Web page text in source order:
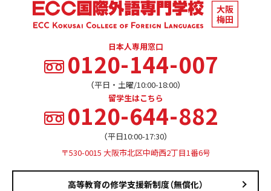
日本人専用窓口
0120-144-007
（平日・土曜/10:00-18:00）
留学生はこちら
0120-644-882
（平日10:00-17:30）
〒530-0015 大阪市北区中崎西2丁目1番6号
高等教育の修学支援新制度（無償化）